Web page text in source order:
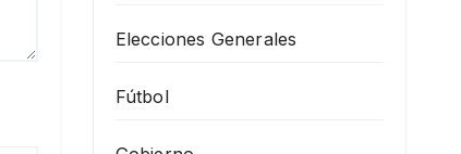
Elecciones Generales
Fútbol